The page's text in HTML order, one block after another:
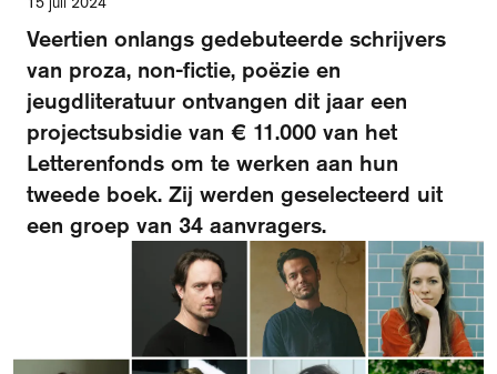
Residenties
Vertalingendatabase
Actueel
Over het fonds
Over het fonds
Veelgestelde vragen
Ontmoet de organisatie
Visit International website
Veertien onlangs gedebuteerde schrijvers
van proza, non-fictie, poëzie en
jeugdliteratuur ontvangen dit jaar een
projectsubsidie van € 11.000 van het
Letterenfonds om te werken aan hun
tweede boek. Zij werden geselecteerd uit
een groep van 34 aanvragers.